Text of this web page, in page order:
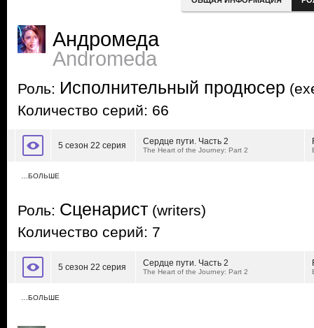
Андромеда
Andromeda
Роль: Исполнительный продюсер
Количество серий: 66
5 сезон 22 серия Сердце пути. Часть 2
The Heart of the Journey: Part 2
…БОЛЬШЕ
Роль: Сценарист (writers)
Количество серий: 7
5 сезон 22 серия Сердце пути. Часть 2
The Heart of the Journey: Part 2
…БОЛЬШЕ